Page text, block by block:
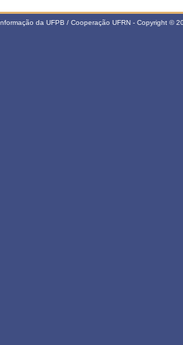
da UFPB / Cooperação UFRN - Copyright ©